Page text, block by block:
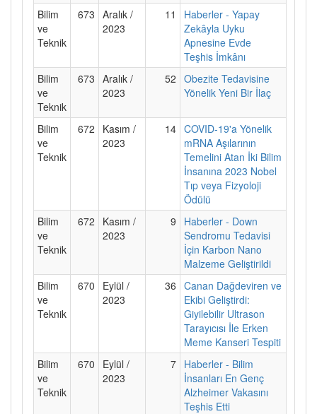
Bilim
ve
Teknik
673 Aralık /
2023
11
Haberler - Yapay
Zekâyla Uyku
Apnesine Evde
Teşhis İmkânı
Bilim
ve
Teknik
673 Aralık /
2023
52 Obezite Tedavisine
Yönelik Yeni Bir İlaç
Bilim
ve
Teknik
672
Kasım /
2023
14 COVID-19'a Yönelik
mRNA Aşılarının
Temelini Atan İki Bilim
İnsanına 2023 Nobel
Tıp veya Fizyoloji
Ödülü
Bilim
ve
Teknik
672
Kasım /
2023
9
Haberler - Down
Sendromu Tedavisi
İçin Karbon Nano
Malzeme Geliştirildi
Bilim
ve
Teknik
670
Eylül /
2023
36 Canan Dağdeviren ve
Ekibi Geliştirdi:
Giyilebilir Ultrason
Tarayıcısı İle Erken
Meme Kanseri Tespiti
Bilim
ve
Teknik
670
Eylül /
2023
7 Haberler - Bilim
İnsanları En Genç
Alzheimer Vakasını
Teşhis Etti